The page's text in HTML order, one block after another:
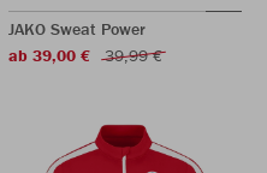
JAKO Sweat Power
ab 39,00 €
39,99 €